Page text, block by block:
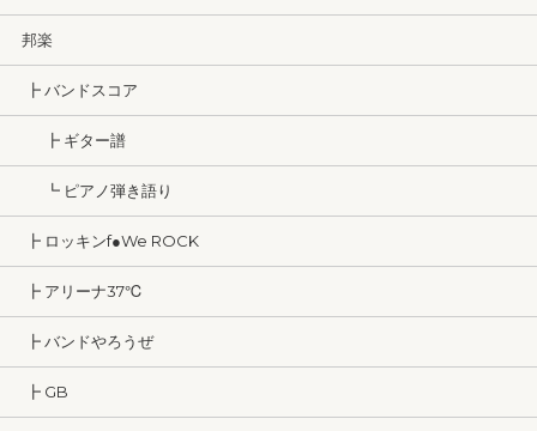
邦楽
┣ バンドスコア
┣ ギター譜
┗ ピアノ弾き語り
┣ ロッキンf●We ROCK
┣ アリーナ37℃
┣ バンドやろうぜ
┣ GB